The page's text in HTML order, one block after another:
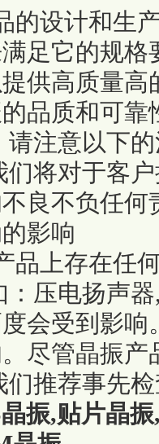
的设计和生
足它的规
供高质量
品质和可
请注意以下
们将对于客
良不负任何
影响
品上存在任
：压电扬声
会受到影
尽管晶振
们推荐事先
振,贴片晶